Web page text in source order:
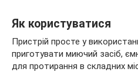
Як користуватися
Пристрій просте у
приготувати миючий засіб,
для протирання в складних